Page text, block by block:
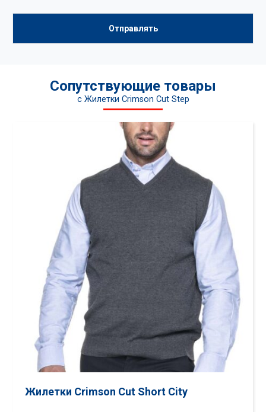
Сопутствующие товары
c Жилетки Crimson Cut Step
Жилетки Crimson Cut Short City